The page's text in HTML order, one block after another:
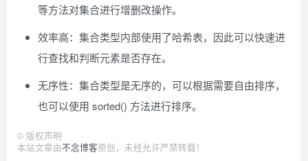
set1.remove (6 ) # 抛出 KeyError 异常
集合运算：包括交集、并集、差集和对称差集等。
set1 = {1, 2, 3}
set2 = { 3, 4, 5 }
print
# 并集
等方法对集合进行增删改操作。
效率高：集合类型内部使用了哈希表，因此可以快速进
行查找和判断元素是否存在。
无序性：集合类型是无序的，可以根据需要自由排序，
也可以使用 sorted() 方法进行排序。
© 版权声明
本站文章由不念博客原创，未经允许严禁转载！